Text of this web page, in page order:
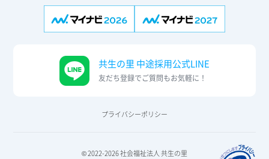
共生の里 中途採用公式LINE
友だち登録でご質問もお気軽に！
プライバシーポリシー
© 2022-2026 社会福祉法人 共生の里